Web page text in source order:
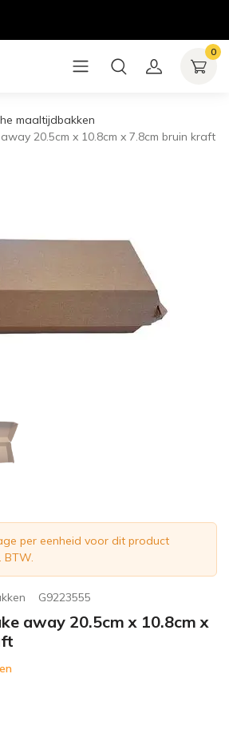
0
maaltijdbakken
20.5cm x 10.8cm x 7.8cm bruin kraft
per eenheid voor dit product
BTW.
G9223555
away 20.5cm x 10.8cm x